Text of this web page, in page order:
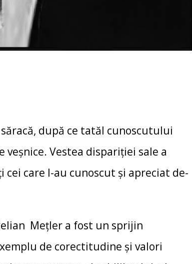
după ce tatăl cunoscutului
veșnice. Vestea dispariției sale a
care l-au cunoscut și apreciat de-
Mețler a fost un sprijin
de corectitudine și valori